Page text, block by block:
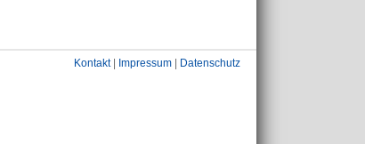
Kontakt| Impressum Datenschutz